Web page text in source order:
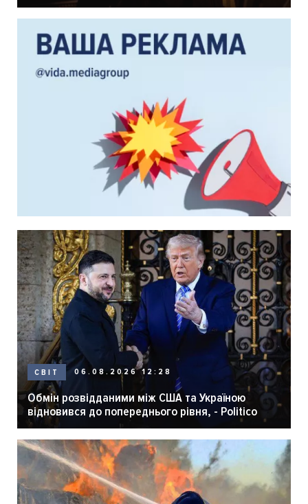
СВІТ 06.08.2026 12:28
Обмін розвідданими між США та Україною
відновився до попереднього рівня, - Politico